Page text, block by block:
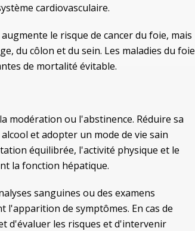
cardiovasculaire.
le risque de cancer du foie, mais
du côlon et du sein. Les maladies du foie
de mortalité évitable.
modération ou l'abstinence. Réduire sa
et adopter un mode de vie sain
équilibrée, l'activité physique et le
la fonction hépatique.
sanguines ou des examens
l'apparition de symptômes. En cas de
d'évaluer les risques et d'intervenir